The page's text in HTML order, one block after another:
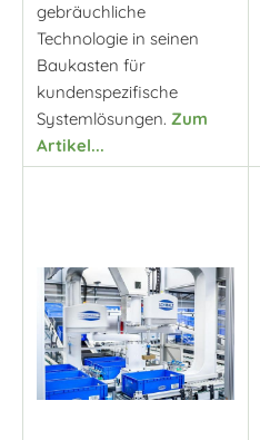
gebräuchliche
Technologie in seinen
Baukasten für
kundenspezifische
Systemlösungen. Zum
Artikel...